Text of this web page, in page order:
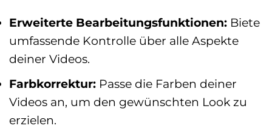
Erweiterte Bearbeitungsfunktionen: Biete
umfassende Kontrolle über alle Aspekte
deiner Videos.
Farbkorrektur: Passe die Farben deiner
Videos an, um den gewünschten Look zu
erzielen.